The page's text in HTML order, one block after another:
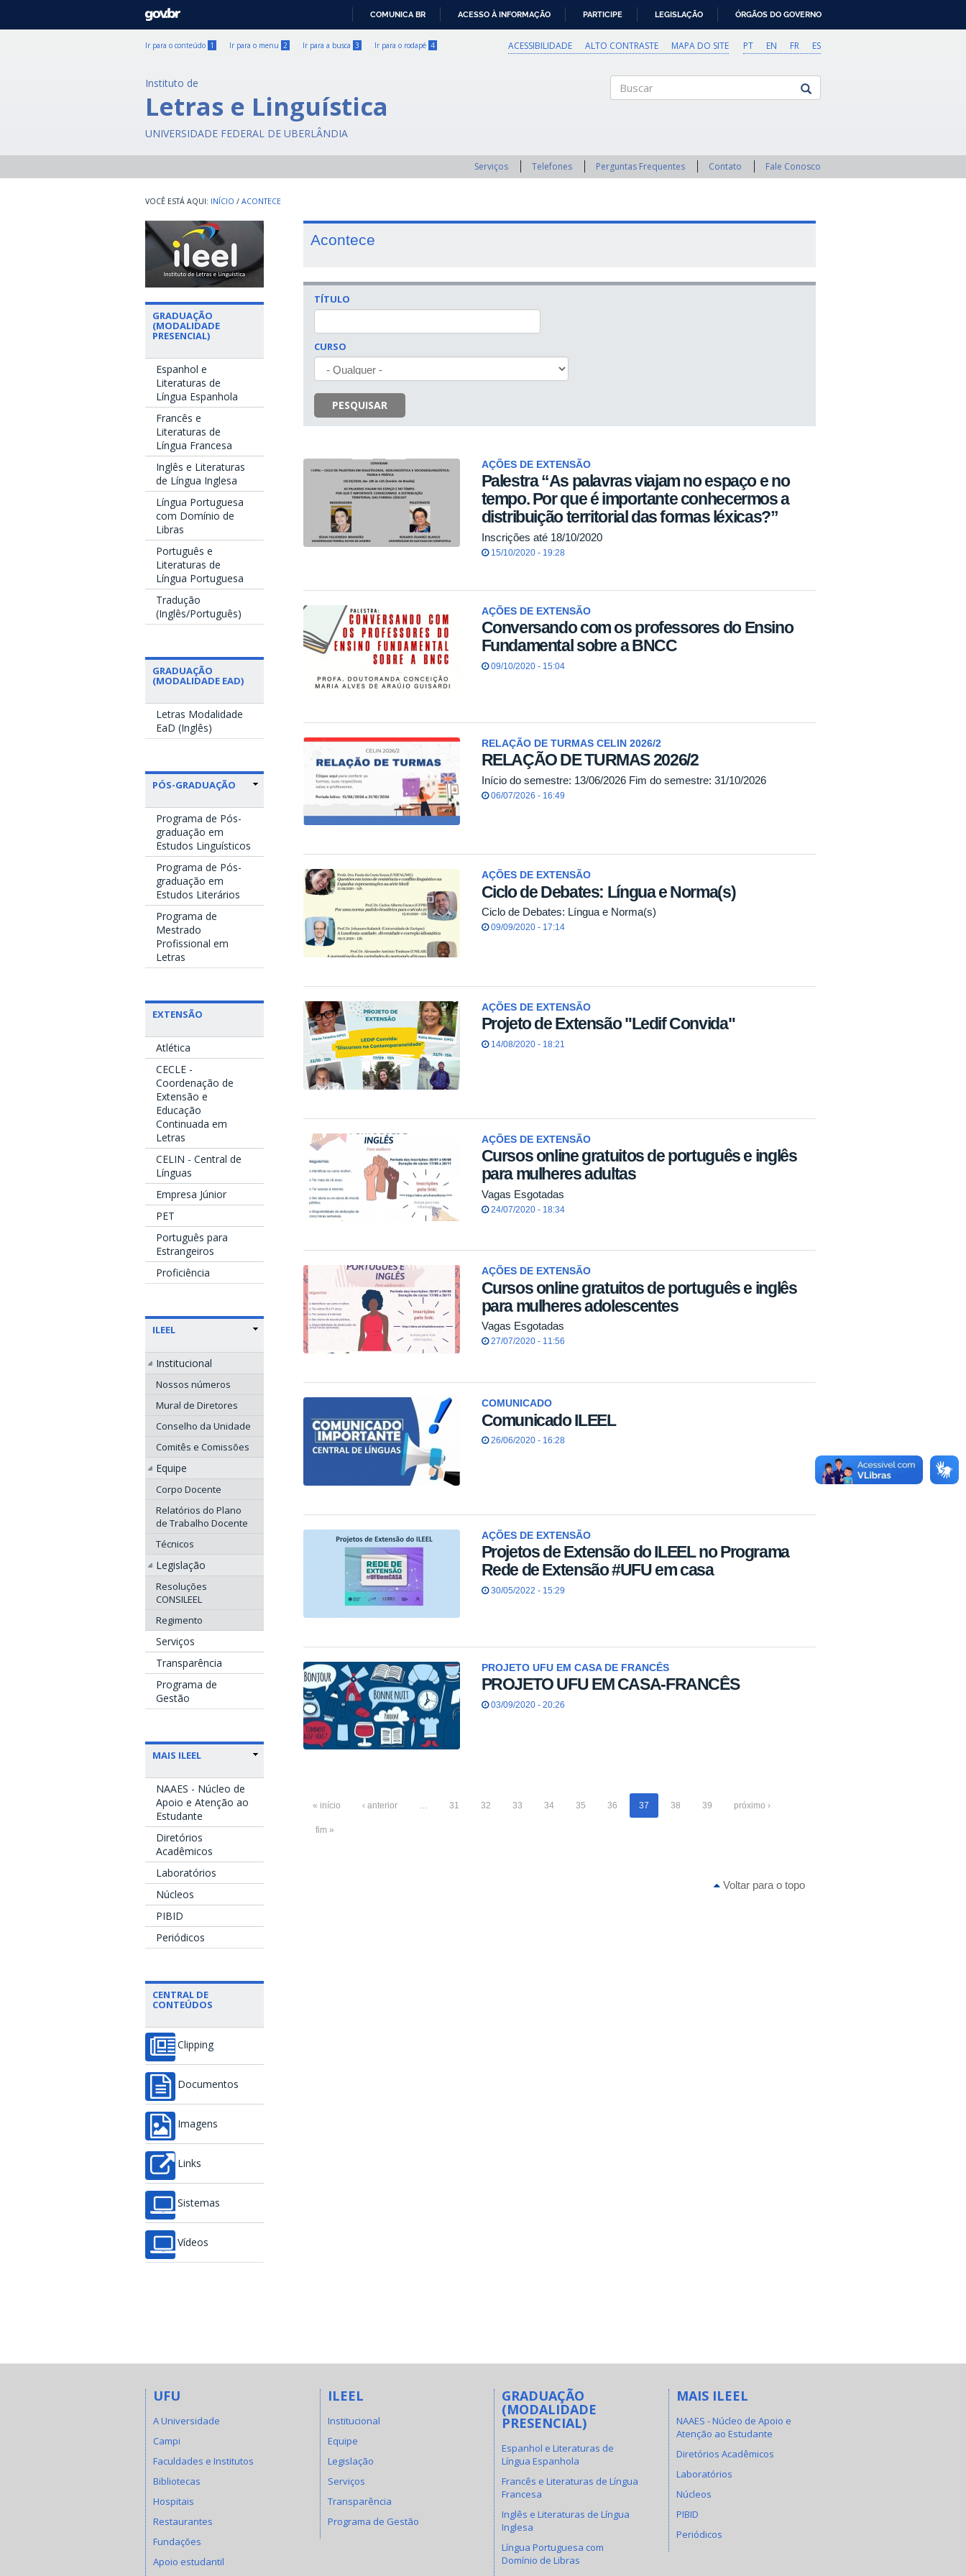
GOVBR
COMUNICA BR ACESSO À INFORMAÇÃO PARTICIPE LEGISLAÇÃO ÓRGÃOS DO GOVERNO
Ir para o conteúdo 1 Ir para o menu 2 Ir para a busca 3 Ir para o rodapé 4 PT EN FR ES
ACESSIBILIDADE ALTO CONTRASTE MAPA DO SITE
Instituto de
Letras e Linguística
UNIVERSIDADE FEDERAL DE UBERLÂNDIA
Serviços Telefones Perguntas Frequentes Contato Fale Conosco
INÍCIO / ACONTECE
GRADUAÇÃO
(MODALIDADE
PRESENCIAL)
Espanhol e
Literaturas de
Língua Espanhola
Francês e
Literaturas de
Língua Francesa
Inglês e Literaturas
de Língua Inglesa
Língua Portuguesa
com Domínio de
Libras
Português e
Literaturas de
Língua Portuguesa
Tradução
(Inglês/Português)
GRADUAÇÃO
(MODALIDADE EAD)
Letras Modalidade
EaD (Inglês)
PÓS-GRADUAÇÃO
Programa de Pós-
graduação em
Estudos Linguísticos
Programa de Pós-
graduação em
Estudos Literários
Programa de
Mestrado
Profissional em
Letras
EXTENSÃO
Atlética
CECLE -
Coordenação de
Extensão e
Educação
Continuada em
Letras
CELIN - Central de
Línguas
Empresa Júnior
PET
Português para
Estrangeiros
Proficiência
ILEEL
Institucional
Nossos números
Mural de Diretores
Conselho da Unidade
Comitês e Comissões
Equipe
Corpo Docente
Relatórios do Plano
de Trabalho Docente
Técnicos
Legislação
Resoluções
CONSILEEL
Regimento
Serviços
Transparência
Programa de
Gestão
MAIS ILEEL
NAAES - Núcleo de
Apoio e Atenção ao
Estudante
Diretórios
Acadêmicos
Laboratórios
Núcleos
PIBID
Periódicos
CENTRAL DE
CONTEÚDOS
Clipping
Documentos
Imagens
Links
Sistemas
Vídeos
Acontece
TÍTULO
CURSO
PESQUISAR
AÇÕES DE EXTENSÃO
Palestra “As palavras viajam no espaço e no
tempo. Por que é importante conhecermos a
distribuição territorial das formas léxicas?”
Inscrições até 18/10/2020
15/10/2020 - 19:28
AÇÕES DE EXTENSÃO
Conversando com os professores do Ensino
Fundamental sobre a BNCC
09/10/2020 - 15:04
RELAÇÃO DE TURMAS CELIN 2026/2
RELAÇÃO DE TURMAS 2026/2
Início do semestre: 13/06/2026 Fim do semestre: 31/10/2026
06/07/2026 - 16:49
AÇÕES DE EXTENSÃO
Ciclo de Debates: Língua e Norma(s)
Ciclo de Debates: Língua e Norma(s)
09/09/2020 - 17:14
AÇÕES DE EXTENSÃO
Projeto de Extensão "Ledif Convida"
14/08/2020 - 18:21
AÇÕES DE EXTENSÃO
Cursos online gratuitos de português e inglês
para mulheres adultas
Vagas Esgotadas
24/07/2020 - 18:34
AÇÕES DE EXTENSÃO
Cursos online gratuitos de português e inglês
para mulheres adolescentes
Vagas Esgotadas
27/07/2020 - 11:56
COMUNICADO
Comunicado ILEEL
26/06/2020 - 16:28
AÇÕES DE EXTENSÃO
Projetos de Extensão do ILEEL no Programa
Rede de Extensão #UFU em casa
30/05/2022 - 15:29
PROJETO UFU EM CASA DE FRANCÊS
PROJETO UFU EM CASA-FRANCÊS
03/09/2020 - 20:26
« início ‹ anterior … 31 32 33 34 35 36 37 38 39 próximo ›
fim »
Voltar para o topo
UFU
A Universidade
Campi
Faculdades e Institutos
Bibliotecas
Hospitais
Restaurantes
Fundações
Apoio estudantil
ILEEL
Institucional
Equipe
Legislação
Serviços
Transparência
Programa de Gestão
GRADUAÇÃO
(MODALIDADE
PRESENCIAL)
Espanhol e Literaturas de
Língua Espanhola
Francês e Literaturas de Língua
Francesa
Inglês e Literaturas de Língua
Inglesa
Língua Portuguesa com
Domínio de Libras
MAIS ILEEL
NAAES - Núcleo de Apoio e
Atenção ao Estudante
Diretórios Acadêmicos
Laboratórios
Núcleos
PIBID
Periódicos